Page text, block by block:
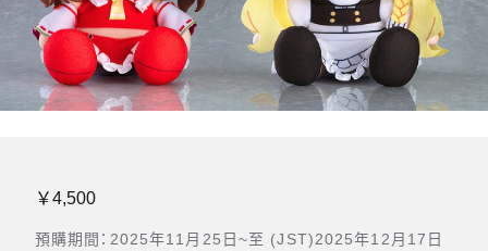
￥4,500
預購期間：2025年11月25日~至 (JST)2025年12月17日